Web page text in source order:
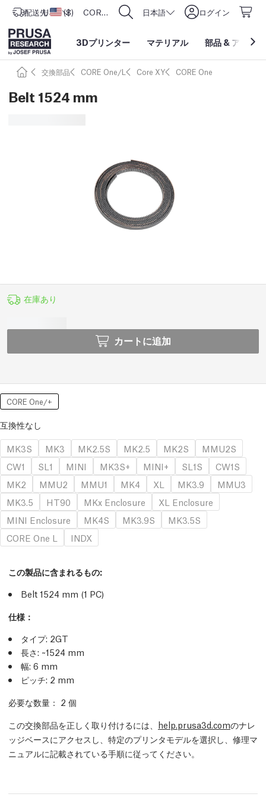
配送先 アメリカ合衆国
USD ($) CORE One L: Now In Stock! 日本語 ログイン
3Dプリンター マテリアル 部品 & アクセ
交換部品 CORE One/L Core XY CORE One
Belt 1524 mm
在庫あり
カートに追加
CORE One/+
互換性なし
MK3S
MK3 MK2.5S MK2.5 MK2S
MMU2S
CW1
SL1 MINI MK3S+ MINI+ SL1S
CW1S
MK2
MMU2 MMU1 MK4 XL MK3.9
MMU3
MK3.5
HT90 MKx Enclosure
XL Enclosure
MINI Enclosure
MK4S MK3.9S
MK3.5S
CORE One L
INDX
この製品に含まれるもの:
Belt 1524 mm (1 PC)
仕様：
タイプ: 2GT
長さ: ~1524 mm
幅: 6 mm
ピッチ: 2 mm
必要な数量： 2 個
この交換部品を正しく取り付けるには、 help.prusa3d.comのナレ
ッジベースにアクセスし、特定のプリンタモデルを選択し、修理マ
ニュアルに記載されている手順に従ってください。